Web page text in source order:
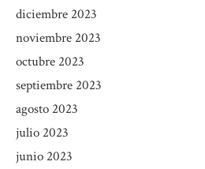
diciembre 2023
noviembre 2023
octubre 2023
septiembre 2023
agosto 2023
julio 2023
junio 2023